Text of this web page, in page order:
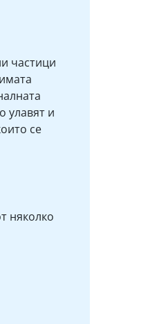
частици
улавят и
се
няколко